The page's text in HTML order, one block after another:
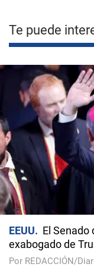
Te puede
EEUU
El Senado
exabogado de
Por REDACCIÓN/